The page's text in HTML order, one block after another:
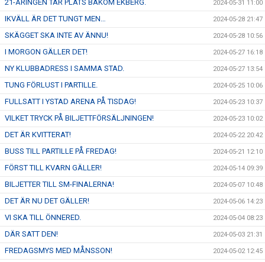
21-ÅRINGEN TAR PLATS BAKOM EKBERG. 2024-05-31 11:00
IKVÄLL ÄR DET TUNGT MEN… 2024-05-28 21:47
SKÄGGET SKA INTE AV ÄNNU! 2024-05-28 10:56
I MORGON GÄLLER DET! 2024-05-27 16:18
NY KLUBBADRESS I SAMMA STAD. 2024-05-27 13:54
TUNG FÖRLUST I PARTILLE. 2024-05-25 10:06
FULLSATT I YSTAD ARENA PÅ TISDAG! 2024-05-23 10:37
VILKET TRYCK PÅ BILJETTFÖRSÄLJNINGEN! 2024-05-23 10:02
DET ÄR KVITTERAT! 2024-05-22 20:42
BUSS TILL PARTILLE PÅ FREDAG! 2024-05-21 12:10
FÖRST TILL KVARN GÄLLER! 2024-05-14 09:39
BILJETTER TILL SM-FINALERNA! 2024-05-07 10:48
DET ÄR NU DET GÄLLER! 2024-05-06 14:23
VI SKA TILL ÖNNERED. 2024-05-04 08:23
DÄR SATT DEN! 2024-05-03 21:31
FREDAGSMYS MED MÅNSSON! 2024-05-02 12:45